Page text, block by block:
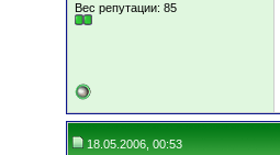
Вес репутации: 85
18.05.2006, 00:53